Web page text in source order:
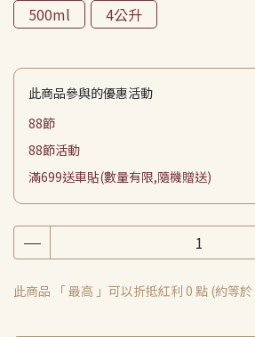
500ml
4公升
此商品參與的優惠活動
88節
88節活動
滿699送車貼(數量有限,隨機贈送)
此商品 「 最高 」可以折抵紅利 0 點 (約等於